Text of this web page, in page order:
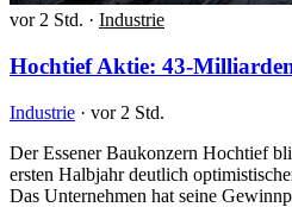
vor 2 Std. · Industrie
Hochtief Aktie: 43-
Industrie · vor 2 Std.
Der Essener Baukonzern Hochtief
ersten Halbjahr deutlich
Das Unternehmen hat seine